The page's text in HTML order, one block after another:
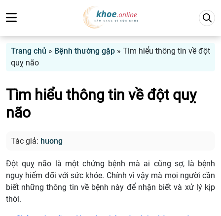
Trang chủ » Bệnh thường gặp » Tìm hiểu thông tin về đột
quỵ não
Tìm hiểu thông tin về đột quỵ
não
Tác giả: huong
Đột quỵ não là một chứng bệnh mà ai cũng sợ, là bệnh
nguy hiểm đối với sức khỏe. Chính vì vậy mà mọi người cần
biết những thông tin về bệnh này để nhận biết và xử lý kịp
thời.